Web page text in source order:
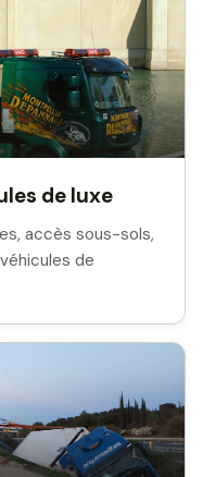
de luxe
accès sous-sols,
de